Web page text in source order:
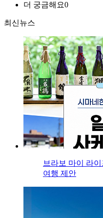
더 궁금해요0
최신뉴스
브라보 마이 라
여행 제안